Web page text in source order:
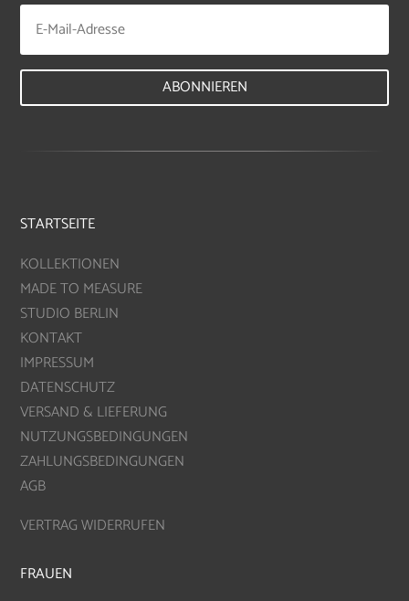
ABONNIEREN
STARTSEITE
KOLLEKTIONEN
MADE TO MEASURE
STUDIO BERLIN
KONTAKT
IMPRESSUM
DATENSCHUTZ
VERSAND & LIEFERUNG
NUTZUNGSBEDINGUNGEN
ZAHLUNGSBEDINGUNGEN
AGB
VERTRAG WIDERRUFEN
FRAUEN